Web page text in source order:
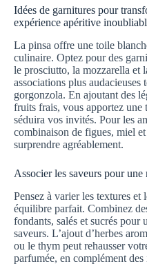
Idées de garnitures pour
expérience apéritive
La pinsa offre une toile
culinaire. Optez pour des
le prosciutto, la mozzarella et
associations plus audacieuses
gorgonzola. En ajoutant des
fruits frais, vous apportez une
séduira vos invités. Pour les
combinaison de figues, miel
surprendre agréablement.
Associer les saveurs pour
Pensez à varier les textures et
équilibre parfait. Combinez
fondants, salés et sucrés pour
saveurs. L’ajout d’herbes
ou le thym peut rehausser
parfumée, en complément